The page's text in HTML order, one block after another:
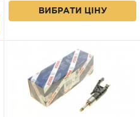
ВИБРАТИ ЦІНУ